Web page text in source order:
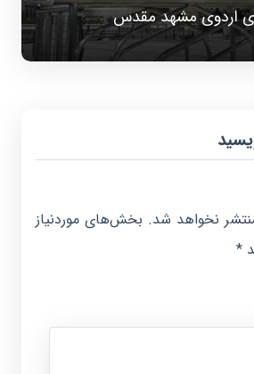
اردوی مشهد مقدس
نخواهد شد. بخش‌های موردنیاز
*